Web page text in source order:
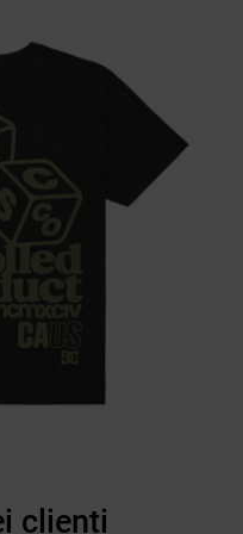
clienti